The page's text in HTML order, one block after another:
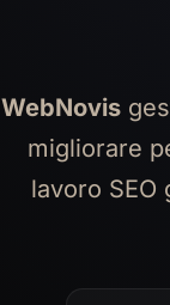
WebNovis
migliorare
lavoro